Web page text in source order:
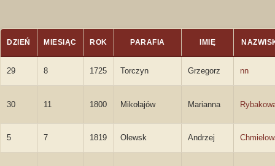
DZIEŃ MIESIĄC ROK PARAFIA IMIĘ
29 8 1725 Torczyn Grzegorz nn
30 11 1800 Mikołajów Marianna
5 7 1819 Olewsk Andrzej